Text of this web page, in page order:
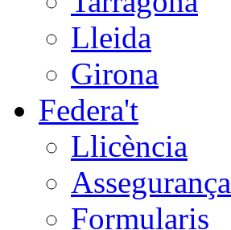
Lleida
Girona
Federa't
Llicència
Assegurança
Formularis